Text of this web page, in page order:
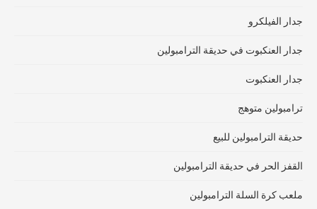
جدار الفيلكرو
جدار العنكبوت في حديقة الترامبولين
جدار العنكبوت
ترامبولين متوهج
حديقة الترامبولين للبيع
القفز الحر في حديقة الترامبولين
ملعب كرة السلة الترامبولين